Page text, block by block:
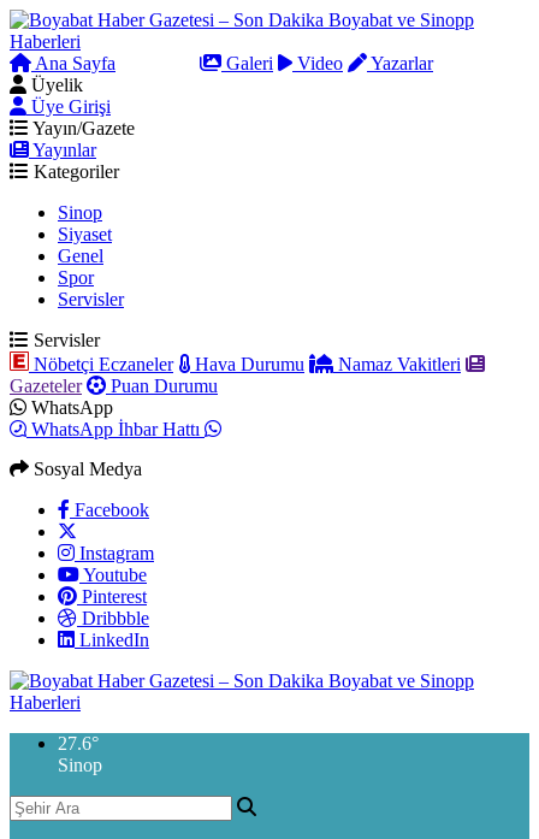
Ana Sayfa Galeri Video
Yazarlar
Üyelik
Üye Girişi
Yayın/Gazete
Yayınlar
Kategoriler
Sinop
Siyaset
Genel
Spor
Servisler
Servisler
Nöbetçi Eczaneler
Hava Durumu
Namaz Vakitleri
Gazeteler
Puan Durumu
WhatsApp
WhatsApp İhbar Hattı
Sosyal Medya
Facebook
Instagram
Youtube
Pinterest
Dribbble
LinkedIn
27.6°
Sinop